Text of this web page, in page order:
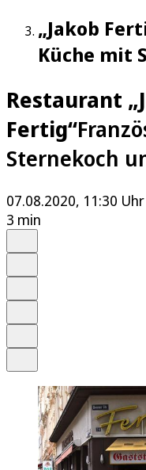
„Jakob
Küche mit
Restaurant
Fertig“
Sternekoch
07.08.2020, 11:30 Uhr
3 min